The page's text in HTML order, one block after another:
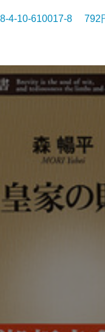
4-10-610017-8